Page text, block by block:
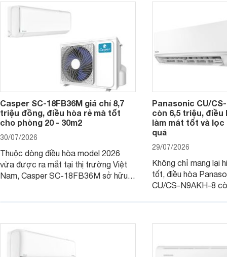
Casper SC-18FB36M giá chỉ 8,7
triệu đồng, điều hòa rẻ mà tốt
cho phòng 20 - 30m2
30/07/2026
Thuộc dòng điều hòa model 2026
vừa được ra mắt tại thị trường Việt
Nam, Casper SC-18FB36M sở hữu
nhiều tính năng và công nghệ hiện đại.
Panasonic CU/
còn 6,5 triệu, điều
làm mát tốt và lọc
quả
29/07/2026
Không chỉ mang lại
tốt, điều hòa
CU/CS-N9AKH-8